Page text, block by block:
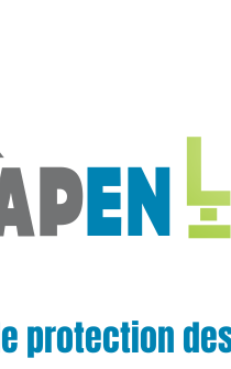
protection